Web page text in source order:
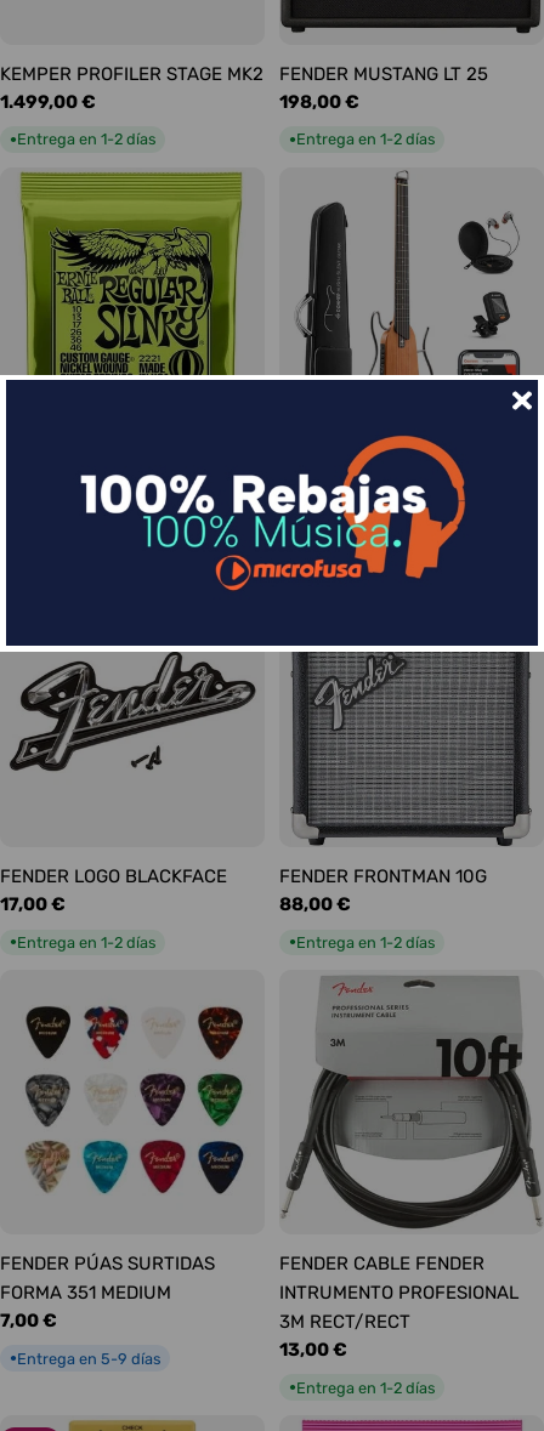
KEMPER PROFILER STAGE MK2
Precio
habitual
1.499,00 €
●Entrega en 1-2 días
FENDER MUSTANG LT 25
Precio
habitual
198,00 €
●Entrega en 1-2 días
Slinky Regular 10-46
DONNER HUSH-I Silent Guitar
Caoba
Precio
habitual
339,00 €
Entrega en 1-2 días
FENDER LOGO BLACKFACE
Precio
17,00 €
●Entrega en 1-2 días
FENDER FRONTMAN 10G
Precio
88,00 €
●Entrega en 1-2 días
FENDER PÚAS SURTIDAS
FORMA 351 MEDIUM
Precio
7,00 €
●Entrega en 5-9 días
FENDER CABLE FENDER
INTRUMENTO PROFESIONAL
3M RECT/RECT
Precio
13,00 €
●Entrega en 1-2 días